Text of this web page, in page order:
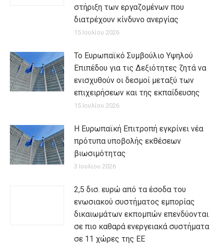
στήριξη των εργαζομένων που
διατρέχουν κίνδυνο ανεργίας
15 Ιουλίου 2026
Το Ευρωπαϊκό Συμβούλιο Υψηλού
Επιπέδου για τις Δεξιότητες ζητά να
ενισχυθούν οι δεσμοί μεταξύ των
επιχειρήσεων και της εκπαίδευσης
15 Ιουλίου 2026
Η Ευρωπαϊκή Επιτροπή εγκρίνει νέα
πρότυπα υποβολής εκθέσεων
βιωσιμότητας
3 Ιουλίου 2026
2,5 δισ. ευρώ από τα έσοδα του
ενωσιακού συστήματος εμπορίας
δικαιωμάτων εκπομπών επενδύονται
σε πιο καθαρά ενεργειακά συστήματα
σε 11 χώρες της ΕΕ